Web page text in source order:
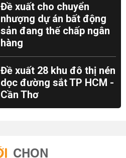
Đề xuất cho chuyển
nhượng dự án bất động
sản đang thế chấp ngân
hàng
Đề xuất 28 khu đô thị nén
dọc đường sắt TP HCM -
Cần Thơ